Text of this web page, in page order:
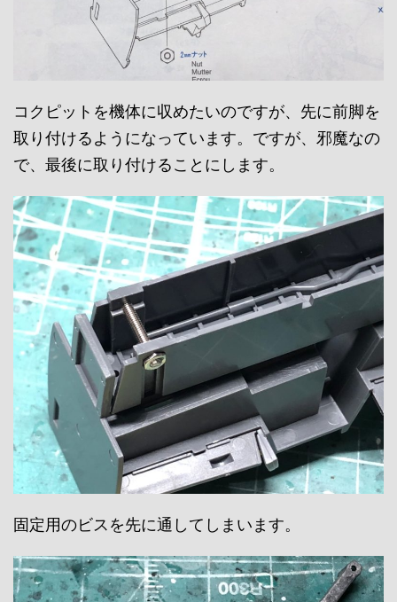
コクピットを機体に収めたいのですが、先に前脚を
取り付けるようになっています。ですが、邪魔なの
で、最後に取り付けることにします。
固定用のビスを先に通してしまいます。